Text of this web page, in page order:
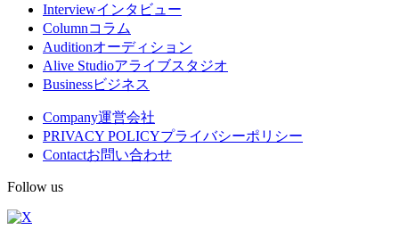
Interviewインタビュー
Columnコラム
Auditionオーディション
Alive Studioアライブスタジオ
Businessビジネス
Company運営会社
PRIVACY POLICYプライバシーポリシー
Contactお問い合わせ
Follow us